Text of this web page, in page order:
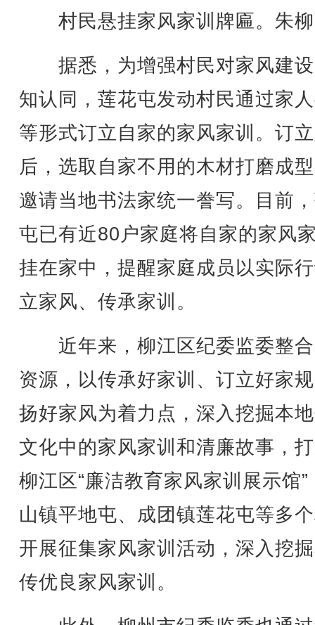
村民悬挂家风家训牌匾。朱
据悉，为增强村民对家风建
知认同，莲花屯发动村民通过家
等形式订立自家的家风家训。订
后，选取自家不用的木材打磨成
邀请当地书法家统一誊写。目前
屯已有近80户家庭将自家的家风
挂在家中，提醒家庭成员以实际
立家风、传承家训。
近年来，柳江区纪委监委整
资源，以传承好家训、订立好家
扬好家风为着力点，深入挖掘本
文化中的家风家训和清廉故事，
柳江区“廉洁教育家风家训展示馆”
山镇平地屯、成团镇莲花屯等多
开展征集家风家训活动，深入挖
传优良家风家训。